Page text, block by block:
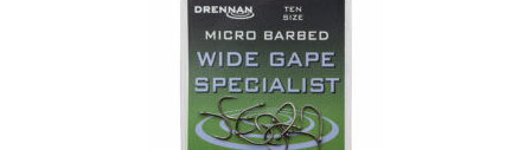
scelte
pagina